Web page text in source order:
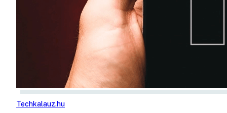
Techkalauz.hu